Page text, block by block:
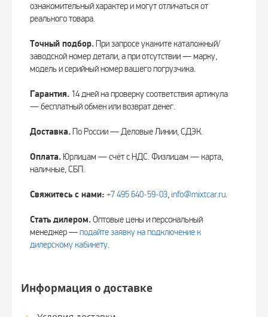
ознакомительный характер и могут отличаться от
реального товара.
Точный подбор.При запросе укажите каталожный/
заводской номер детали, а при отсутствии — марку,
модель и серийный номер вашего погрузчика.
Гарантия. 14 дней на проверку соответствия артикула
— бесплатный обмен или возврат денег.
Доставка.По России — Деловые Линии, СДЭК.
Оплата. Юрлицам — счёт с НДС. Физлицам — карта,
наличные, СБП.
Свяжитесь с нами: +7 495 640‑59‑03, info@mixtcar.ru.
Стать дилером.Оптовые цены и персональный
менеджер —подайте заявку на подключение к
дилерскому кабинету.
Информация о доставке